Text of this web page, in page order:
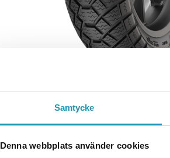
Samtycke
Denna webbplats använder cookies